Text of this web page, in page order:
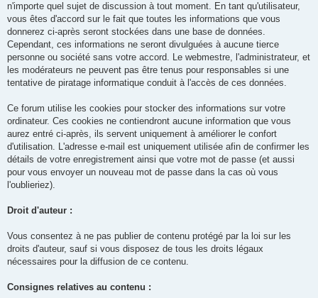
n'importe quel sujet de discussion à tout moment. En tant qu'utilisateur,
vous êtes d'accord sur le fait que toutes les informations que vous
donnerez ci-après seront stockées dans une base de données.
Cependant, ces informations ne seront divulguées à aucune tierce
personne ou société sans votre accord. Le webmestre, l'administrateur, et
les modérateurs ne peuvent pas être tenus pour responsables si une
tentative de piratage informatique conduit à l'accès de ces données.
Ce forum utilise les cookies pour stocker des informations sur votre
ordinateur. Ces cookies ne contiendront aucune information que vous
aurez entré ci-après, ils servent uniquement à améliorer le confort
d'utilisation. L'adresse e-mail est uniquement utilisée afin de confirmer les
détails de votre enregistrement ainsi que votre mot de passe (et aussi
pour vous envoyer un nouveau mot de passe dans la cas où vous
l'oublieriez).
Droit d'auteur :
Vous consentez à ne pas publier de contenu protégé par la loi sur les
droits d'auteur, sauf si vous disposez de tous les droits légaux
nécessaires pour la diffusion de ce contenu.
Consignes relatives au contenu :